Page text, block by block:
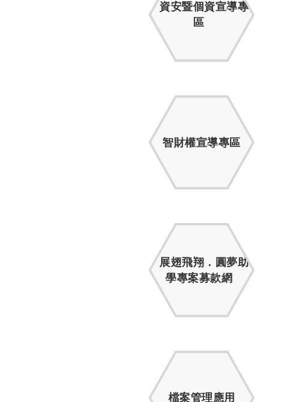
資安暨個資宣導專
區
智財權宣導專區
展翅飛翔．圓夢助
學專案募款網
檔案管理應用